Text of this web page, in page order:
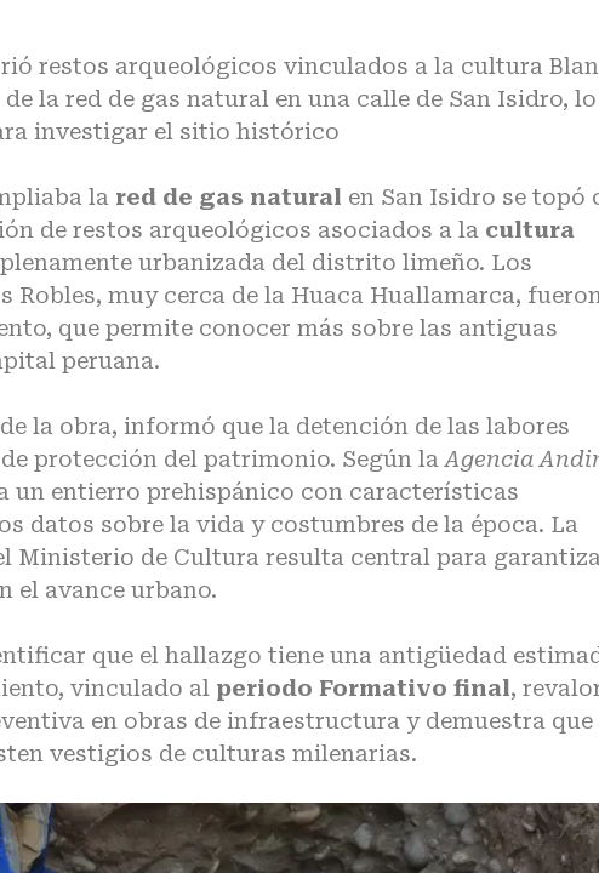
restos arqueológicos vinculados a la cultura
la red de gas natural en una calle de San Isidro, lo
investigar el sitio histórico
la red de gas natural en San Isidro se topó
de restos arqueológicos asociados a la cultura
urbanizada del distrito limeño. Los
Robles, muy cerca de la Huaca Huallamarca, fueron
que permite conocer más sobre las antiguas
peruana.
la obra, informó que la detención de las labores
protección del patrimonio. Según la Agencia
un entierro prehispánico con características
datos sobre la vida y costumbres de la época. La
Ministerio de Cultura resulta central para
el avance urbano.
que el hallazgo tiene una antigüedad
vinculado al periodo Formativo final,
en obras de infraestructura y demuestra que
vestigios de culturas milenarias.